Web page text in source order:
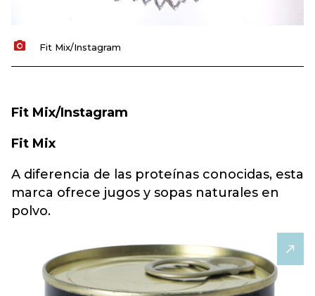
Fit Mix/Instagram
Fit Mix/Instagram
Fit Mix
A diferencia de las proteínas conocidas, esta
marca ofrece jugos y sopas naturales en
polvo.